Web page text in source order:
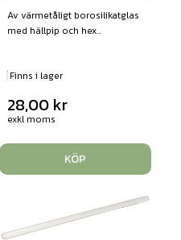
Av värmetåligt borosilikatglas
med hällpip och hex...
Finns i lager
28,00 kr
exkl moms
KÖP